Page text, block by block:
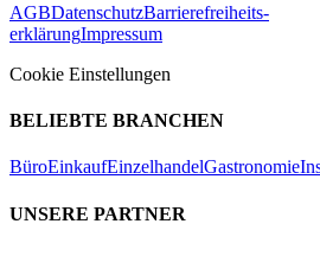
AGBDatenschutzBarrierefreiheits-
erklärungImpressum
Cookie Einstellungen
BELIEBTE BRANCHEN
BüroEinkaufEinzelhandelGastronomie
UNSERE PARTNER